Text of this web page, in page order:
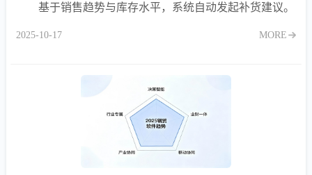
基于销售趋势与库存水平，系统自动发起补货建议。
2025-10-17 MORE